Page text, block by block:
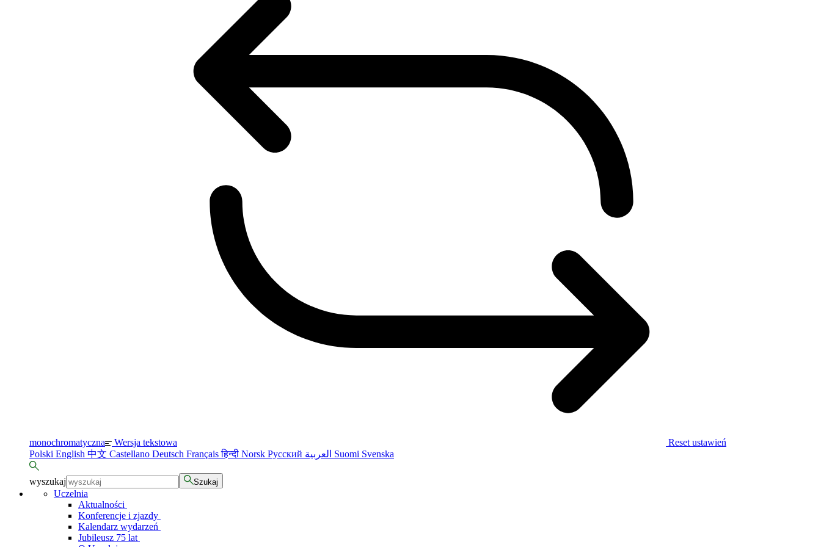
monochromatyczna Wersja tekstowa
Reset ustawień
Polski English 中文 Castellano Deutsch Françaisहिन्दी Norsk Русский Suomi Svenska
wyszukaj Szukaj
Uczelnia
Aktualności
Konferencje i zjazdy
Kalendarz wydarzeń
Jubileusz 75 lat